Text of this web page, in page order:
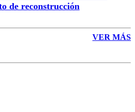
de reconstrucción
VER MÁS